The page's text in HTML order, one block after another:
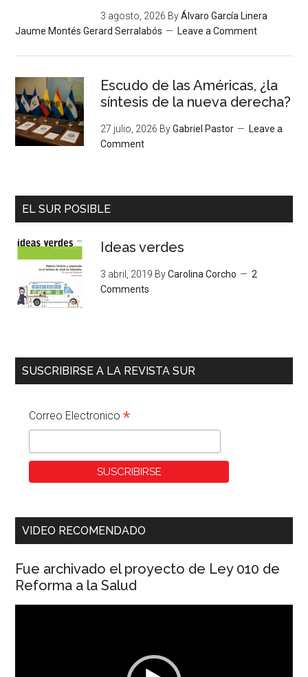
3 agosto, 2026 ByÁlvaro García Linera
Jaume Montés Gerard Serralabós
Leave a Comment
Escudo de las Américas, ¿la
síntesis de la nueva derecha?
27 julio, 2026 ByGabriel Pastor
Leave a
Comment
EL SUR POSIBLE
Ideas verdes
3 abril, 2019 ByCarolina Corcho
2
Comments
SUSCRIBIRSE A LA REVISTA SUR
Correo Electronico*
VIDEO RECOMENDADO
Fue archivado el proyecto de Ley 010 de
Reforma a la Salud